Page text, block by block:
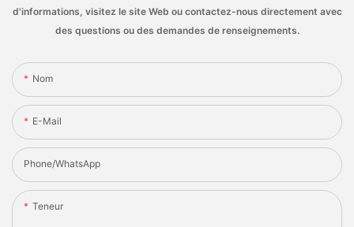
d'informations, visitez le site Web ou contactez-nous directement avec
des questions ou des demandes de renseignements.
Nom
E-Mail
Phone/whatsApp
Teneur